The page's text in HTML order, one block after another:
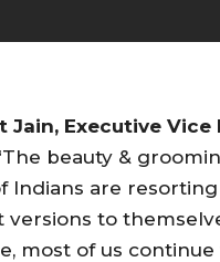
Jain, Executive Vice
beauty &
Indians are
to
most of us